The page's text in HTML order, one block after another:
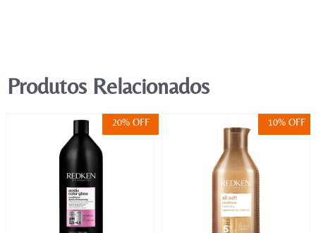
Produtos Relacionados
20% OFF 10% OFF